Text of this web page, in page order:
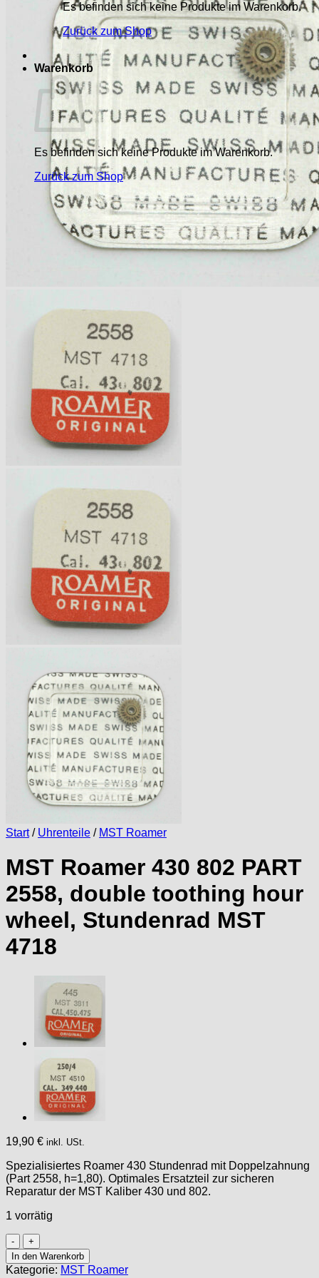
Es befinden sich keine Produkte im Warenkorb.
Zurück zum Shop
Warenkorb
Es befinden sich keine Produkte im Warenkorb.
Zurück zum Shop
Start / Uhrenteile / MST Roamer
MST Roamer 430 802 PART
2558, double toothing hour
wheel, Stundenrad MST
4718
19,90 € inkl. USt.
Spezialisiertes Roamer 430 Stundenrad mit Doppelzahnung
(Part 2558, h=1,80). Optimales Ersatzteil zur sicheren
Reparatur der MST Kaliber 430 und 802.
1 vorrätig
MST
Roamer
430
In den Warenkorb
Kategorie: MST Roamer